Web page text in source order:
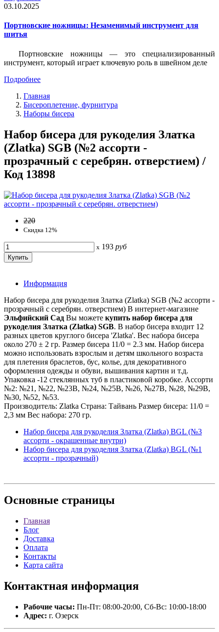
03.10.2025
Портновские ножницы: Незаменимый инструмент для
шитья
Портновские ножницы — это специализированный
инструмент, который играет ключевую роль в швейном деле
Подробнее
Главная
Бисероплетение, фурнитура
Наборы бисера
Набор бисера для рукоделия Златка
(Zlatka) SGB (№2 ассорти -
прозрачный с серебрян. отверстием) /
Код 13898
220
Скидка 12%
x 193 руб
Информация
Набор бисера для рукоделия Златка (Zlatka) SGB (№2 ассорти -
прозрачный с серебрян. отверстием) В интернет-магазине
Эльфийский Сад Вы можете купить набор бисера для
рукоделия Златка (Zlatka) SGB. В набор бисера входит 12
разных цветов круглого бисера 'Zlatka'. Вес набора бисера
около 270 ± 2 гр. Размер бисера 11/0 = 2.3 мм. Набор бисера
можно использовать взрослым и детям школьного возраста
для плетения браслетов, бус, колье, для декоративного
оформления одежды и обуви, вышивания картин и т.д.
Упаковка -12 стеклянных туб в пластиковой коробке. Ассорти
№2: №21, №22, №23В, №24, №25В, №26, №27В, №28, №29В,
№30, №52, №53.
Производитель: Zlatka Страна: Тайвань Размер бисера: 11/0 =
2,3 мм Вес набора: 270 гр.
Набор бисера для рукоделия Златка (Zlatka) BGL (№3
ассорти - окрашенные внутри)
Набор бисера для рукоделия Златка (Zlatka) BGL (№1
ассорти - прозрачный)
Основные страницы
Главная
Блог
Доставка
Оплата
Контакты
Карта сайта
Контактная информация
Рабочие часы: Пн-Пт: 08:00-20:00, Сб-Вс: 10:00-18:00
Адрес: г. Озерск